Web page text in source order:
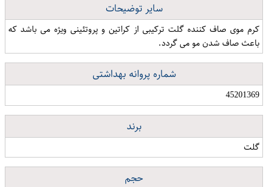
سایر توضیحات
کرم موی صاف کننده گلت ترکیبی از کراتین و پروتئینی ویژه می باشد که
باعث صاف شدن مو می گردد.
شماره پروانه بهداشتی
45201369
برند
گلت
حجم